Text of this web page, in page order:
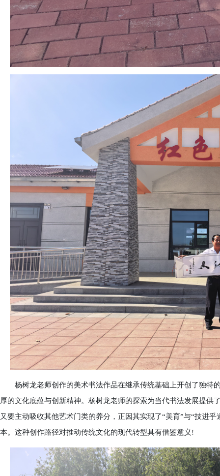
杨树龙老师创作的美术书法作品在继承传统基础上开创了独特
厚的文化底蕴与创新精神。杨树龙老师的探索为当代书法发展提供
又要主动吸收其他艺术门类的养分，正因其实现了“美育”与“技进
本。这种创作路径对推动传统文化的现代转型具有借鉴意义!